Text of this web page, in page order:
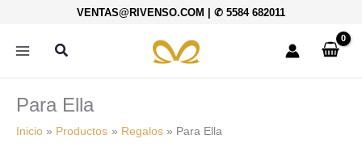
contenido
VENTAS@RIVENSO.COM | ✆ 5584 682011
Buscar
Para Ella
Inicio Productos Regalos Para Ella
por
bajo
a
alto